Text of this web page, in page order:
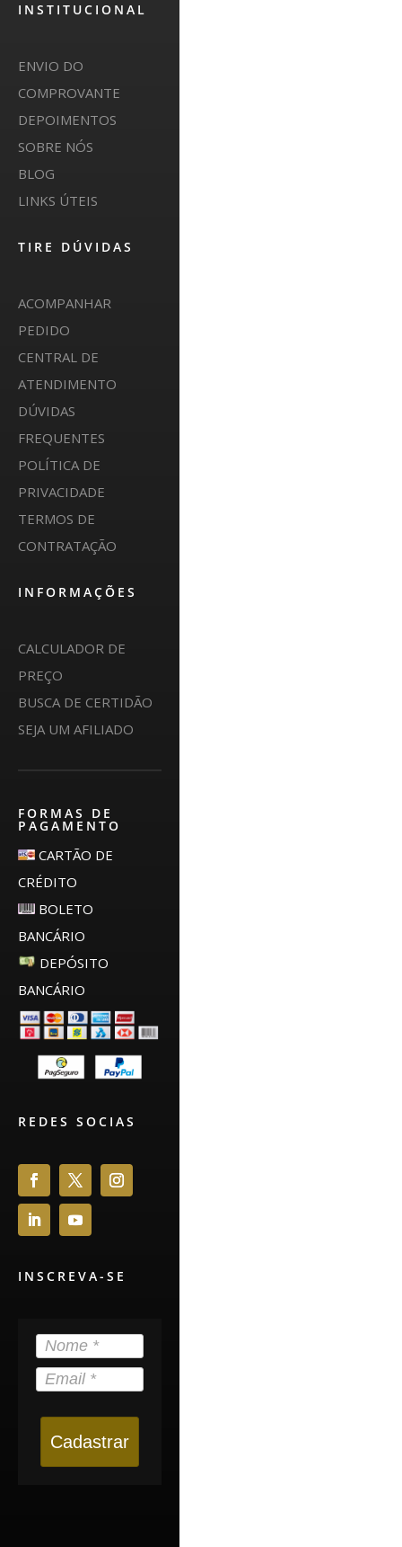
INSTITUCIONAL
ENVIO DO
COMPROVANTE
DEPOIMENTOS
SOBRE NÓS
BLOG
LINKS ÚTEIS
TIRE DÚVIDAS
ACOMPANHAR
PEDIDO
CENTRAL DE
ATENDIMENTO
DÚVIDAS
FREQUENTES
POLÍTICA DE
PRIVACIDADE
TERMOS DE
CONTRATAÇÃO
INFORMAÇÕES
CALCULADOR DE
PREÇO
BUSCA DE CERTIDÃO
SEJA UM AFILIADO
FORMAS DE
PAGAMENTO
CARTÃO DE
CRÉDITO
BOLETO
BANCÁRIO
DEPÓSITO
BANCÁRIO
REDES SOCIAS
INSCREVA-SE
Cadastrar